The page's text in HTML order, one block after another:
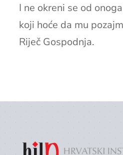
I ne okreni se od onoga
koji hoće da mu
Riječ Gospodnja.